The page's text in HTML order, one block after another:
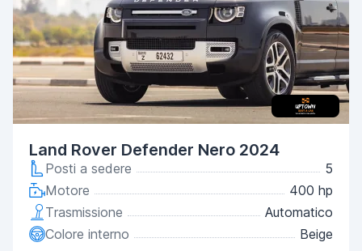
Land Rover Defender Nero 2024
Posti a sedere
5
Motore
400 hp
Trasmissione
Automatico
Colore interno
Beige